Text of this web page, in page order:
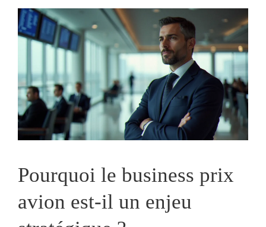
Pourquoi le business prix
avion est-il un enjeu